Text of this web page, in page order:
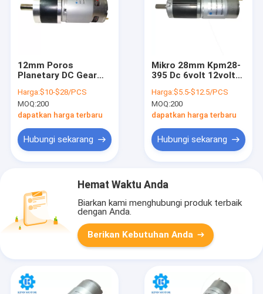
12mm Poros
Planetary DC Gear
Motor Torsi Tinggi
100kgCm
Harga:$10-$28/PCS
MOQ:200
dapatkan harga terbaru
Hubungi sekarang
Mikro 28mm Kpm28-
395 Dc 6volt 12volt
Planetary Gear
Reducer Motor
Harga:$5.5-$12.5/PCS
MOQ:200
dapatkan harga terbaru
Hubungi sekarang
Hemat Waktu Anda
Biarkan kami menghubungi produk terbaik
dengan Anda.
Berikan Kebutuhan Anda